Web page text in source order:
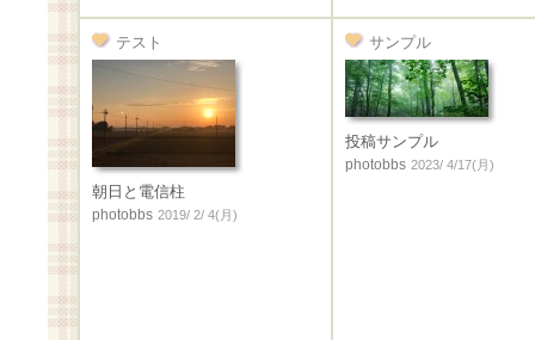
テスト
朝日と電信柱
photobbs 2019/ 2/ 4(月)
サンプル
投稿サンプル
photobbs 2023/ 4/17(月)